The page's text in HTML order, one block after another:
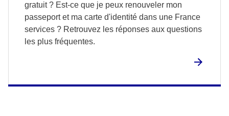
gratuit ? Est-ce que je peux renouveler mon
passeport et ma carte d'identité dans une France
services ? Retrouvez les réponses aux questions
les plus fréquentes.